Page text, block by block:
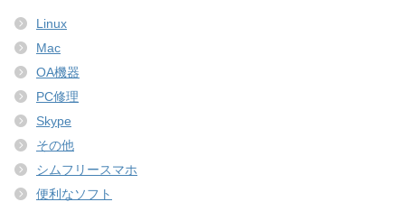
Linux
Mac
OA機器
PC修理
Skype
その他
シムフリースマホ
便利なソフト